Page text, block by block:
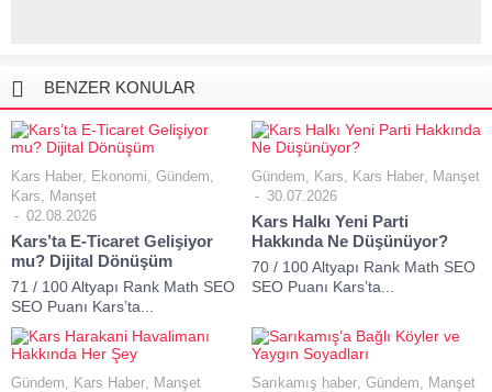
BENZER KONULAR
Kars Haber, Ekonomi, Gündem,
Kars, Manşet
02.08.2026
Kars’ta E-Ticaret Gelişiyor
mu? Dijital Dönüşüm
71 / 100 Altyapı Rank Math SEO
SEO Puanı Kars’ta...
Gündem, Kars, Kars Haber, Manşet
30.07.2026
Kars Halkı Yeni Parti
Hakkında Ne Düşünüyor?
70 / 100 Altyapı Rank Math SEO
SEO Puanı Kars’ta...
Gündem, Kars Haber, Manşet
Sarıkamış haber, Gündem, Manşet